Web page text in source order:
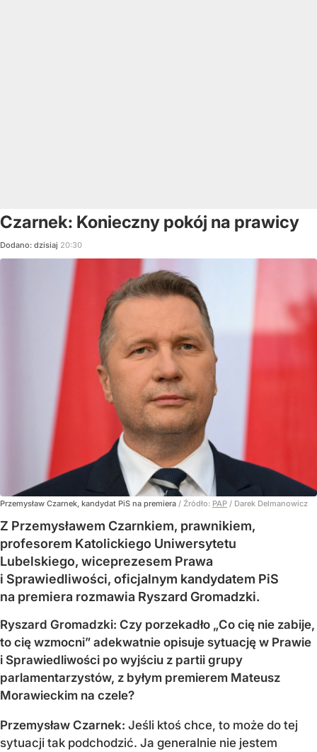
Czarnek: Konieczny pokój na prawicy
Dodano: dzisiaj 20:30
Przemysław Czarnek, kandydat PiS na premiera / Źródło: PAP / Darek Delmanowicz
Z Przemysławem Czarnkiem, prawnikiem,
profesorem Katolickiego Uniwersytetu
Lubelskiego, wiceprezesem Prawa
i Sprawiedliwości, oficjalnym kandydatem PiS
na premiera rozmawia Ryszard Gromadzki.
Ryszard Gromadzki: Czy porzekadło „Co cię nie zabije,
to cię wzmocni” adekwatnie opisuje sytuację w Prawie
i Sprawiedliwości po wyjściu z partii grupy
parlamentarzystów, z byłym premierem Mateusz
Morawieckim na czele?
Przemysław Czarnek: Jeśli ktoś chce, to może do tej
sytuacji tak podchodzić. Ja generalnie nie jestem